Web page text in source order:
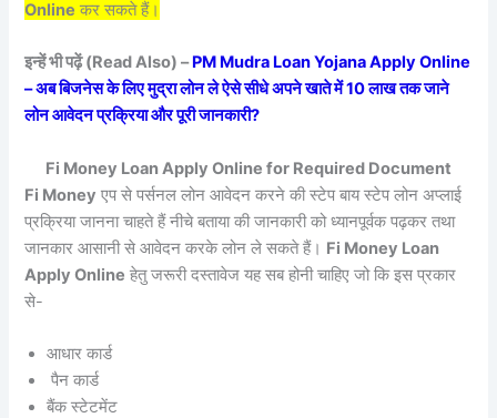
Online कर सकते हैं।
इन्हें भी पढ़ें (Read Also) –PM Mudra Loan Yojana Apply Online
– अब बिजनेस के लिए मुद्रा लोन ले ऐसे सीधे अपने खाते में 10 लाख तक जाने
लोन आवेदन प्रक्रिया और पूरी जानकारी?
Fi Money Loan Apply Online for Required Document
Fi Money एप से पर्सनल लोन आवेदन करने की स्टेप बाय स्टेप लोन अप्लाई
प्रक्रिया जानना चाहते हैं नीचे बताया की जानकारी को ध्यानपूर्वक पढ़कर तथा
जानकार आसानी से आवेदन करके लोन ले सकते हैं। Fi Money Loan
Apply Online हेतु जरूरी दस्तावेज यह सब होनी चाहिए जो कि इस प्रकार
से-
आधार कार्ड
पैन कार्ड
बैंक स्टेटमेंट